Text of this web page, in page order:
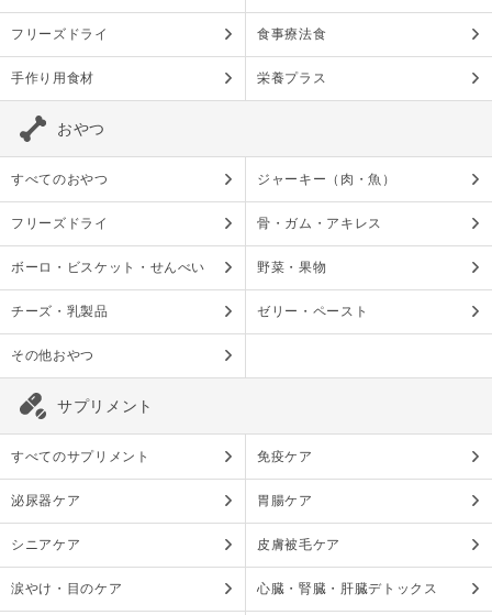
フリーズドライ 食事療法食
手作り用食材 栄養プラス
おやつ
すべてのおやつ ジャーキー（肉・魚）
フリーズドライ 骨・ガム・アキレス
ボーロ・ビスケット・せんべい 野菜・果物
チーズ・乳製品 ゼリー・ペースト
その他おやつ
サプリメント
すべてのサプリメント 免疫ケア
泌尿器ケア 胃腸ケア
シニアケア 皮膚被毛ケア
涙やけ・目のケア 心臓・腎臓・肝臓デトックス